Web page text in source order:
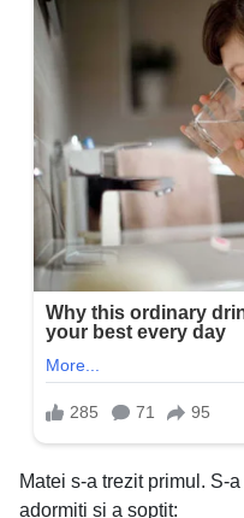
Matei s-a trezit primul. S-
adormiți și a șoptit: